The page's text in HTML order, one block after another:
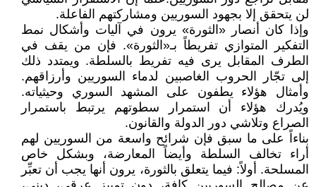
لن يتحقق إلا بجهود السوريين ومشاركتهم الفاعلة.
وإذا كان أنصار «الثورة» يرون في آليات وأشكال نمط
التفكير المتوازي تفريطاً بـ«الثورة». فإن من يقف في
الطرف المقابل يرى فيه تفريط بالسلطة. ويمتدد ذلك
إلى تجّار الحروب الغاصبين لدماء السوريين وأرزاقهم.
وأمثال هؤلاء يطفون على المشهد السوري وحيثياته.
ويُدرك هؤلاء أن استمرار سطوتهم يرتبط باستمرار
الصراع وتلاشي دور الدولة والقانون.
بناءاً على ما سبق فإن شرائح واسعة من السوريين لهم
أراء تخالف السلطة وأيضاً المعارضة، وبشكل خاص
المسلحة. أولاً: فيما يتعلق بالثورة، يرون أنها يجب أن تعبِّر